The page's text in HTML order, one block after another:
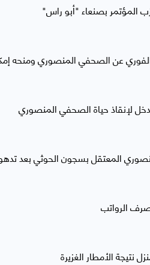
المؤتمر بصنعاء "أبو راس"
عن الصحفي المنصوري ومنحه
لإنقاذ حياة الصحفي المنصوري
المعتقل بسجون الحوثي بعد
صرف الرواتب
نتيجة الأمطار الغزيرة